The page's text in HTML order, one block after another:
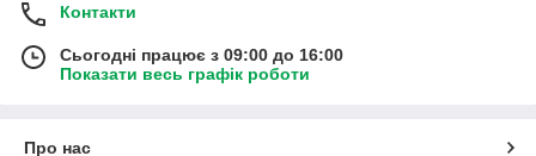
Контакти
Сьогодні працює з 09:00 до 16:00
Показати весь графік роботи
Про нас